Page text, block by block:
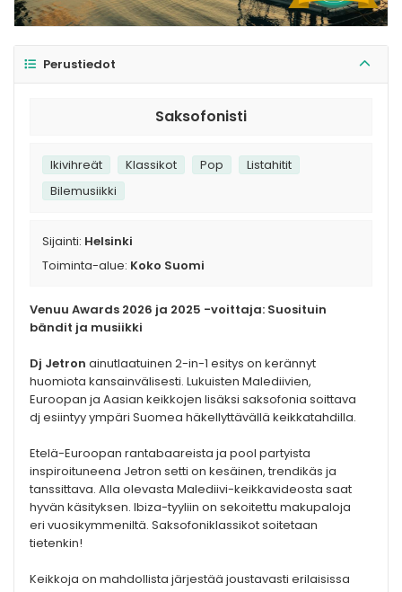
Perustiedot
Venuu Awards 2026 ja 2025 -voittaja: Suosituin
bändit ja musiikki
Dj Jetron ainutlaatuinen 2-in-1 esitys on kerännyt
huomiota kansainvälisesti. Lukuisten Malediivien,
Euroopan ja Aasian keikkojen lisäksi saksofonia soittava
dj esiintyy ympäri Suomea häkellyttävällä keikkatahdilla.
Etelä-Euroopan rantabaareista ja pool partyista
inspiroituneena Jetron setti on kesäinen, trendikäs ja
tanssittava. Alla olevasta Malediivi-keikkavideosta saat
hyvän käsityksen. Ibiza-tyyliin on sekoitettu makupaloja
eri vuosikymmeniltä. Saksofoniklassikot soitetaan
tietenkin!
Keikkoja on mahdollista järjestää joustavasti erilaisissa
Saksofonisti
Ikivihreät Klassikot Pop
Listahitit
Bilemusiikki
Sijainti: Helsinki
Toiminta-alue: Koko Suomi